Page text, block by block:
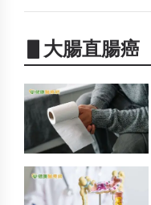
▋大腸直腸癌